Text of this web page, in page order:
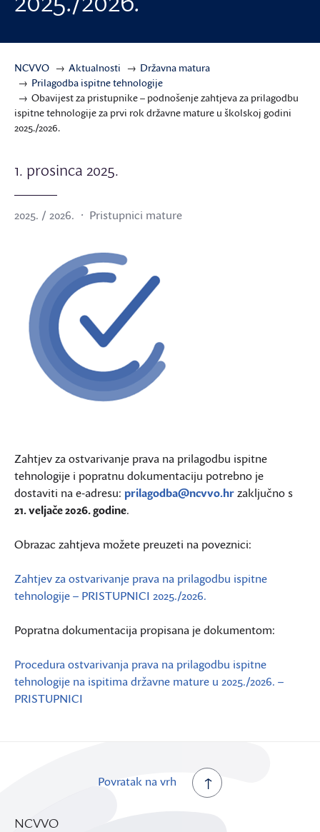
NCVVO Aktualnosti
Državna matura
Prilagodba ispitne tehnologije
Obavijest za pristupnike – podnošenje zahtjeva za prilagodbu
ispitne tehnologije za prvi rok državne mature u školskoj godini
2025./2026.
1. prosinca 2025.
2025. / 2026. Pristupnici mature
Zahtjev za ostvarivanje prava na prilagodbu ispitne
tehnologije i popratnu dokumentaciju potrebno je
dostaviti na e‑adresu: prilagodba@ncvvo.hrzaključno s
21. veljače 2026. godine.
Obrazac zahtjeva možete preuzeti na poveznici:
Zahtjev za ostvarivanje prava na prilagodbu ispitne
tehnologije – PRISTUPNICI 2025./2026.
Popratna dokumentacija propisana je dokumentom:
Procedura ostvarivanja prava na prilagodbu ispitne
tehnologije na ispitima državne mature u 2025./2026. –
PRISTUPNICI
Povratak na vrh
NCVVO